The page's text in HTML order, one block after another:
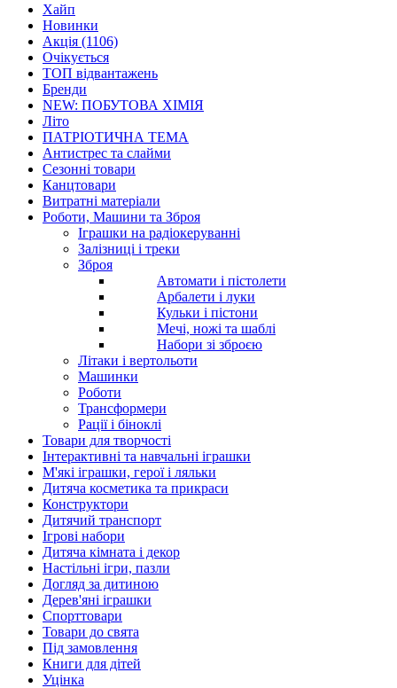
Хайп
Новинки
Акція (1106)
Очікується
ТОП відвантажень
Бренди
NEW: ПОБУТОВА ХІМІЯ
Літо
ПАТРІОТИЧНА ТЕМА
Антистрес та слайми
Сезонні товари
Канцтовари
Витратні матеріали
Роботи, Машини та Зброя
Іграшки на радіокеруванні
Залізниці і треки
Зброя
Автомати і пістолети
Арбалети і луки
Кульки і пістони
Мечі, ножі та шаблі
Набори зі зброєю
Літаки і вертольоти
Машинки
Роботи
Трансформери
Рації і біноклі
Товари для творчості
Інтерактивні та навчальні іграшки
М'які іграшки, герої і ляльки
Дитяча косметика та прикраси
Конструктори
Дитячий транспорт
Ігрові набори
Дитяча кімната і декор
Настільні ігри, пазли
Догляд за дитиною
Дерев'яні іграшки
Спорттовари
Товари до свята
Під замовлення
Книги для дітей
Уцінка